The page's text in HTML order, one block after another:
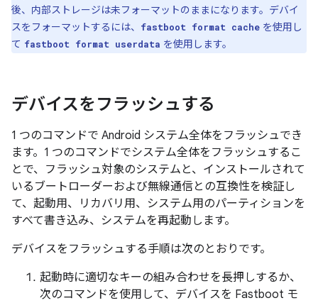
後、内部ストレージは未フォーマットのままになります。デバイ
スをフォーマットするには、
fastboot format cache を使用し
て fastboot format userdata を使用します。
デバイスをフラッシュする
1 つのコマンドで Android システム全体をフラッシュでき
ます。1 つのコマンドでシステム全体をフラッシュするこ
とで、フラッシュ対象のシステムと、インストールされて
いるブートローダーおよび無線通信との互換性を検証し
て、起動用、リカバリ用、システム用のパーティションを
すべて書き込み、システムを再起動します。
デバイスをフラッシュする手順は次のとおりです。
起動時に適切なキーの組み合わせを長押しするか、
次のコマンドを使用して、デバイスを Fastboot モ